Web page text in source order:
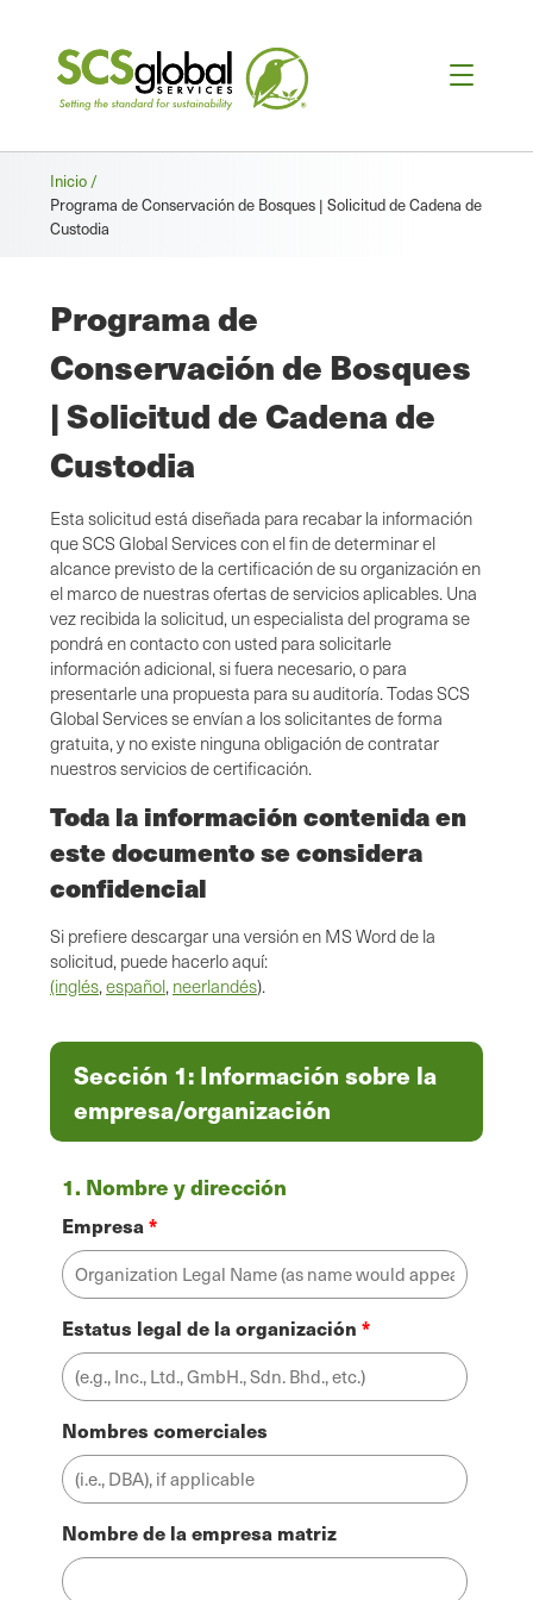
Migas
de
Inicio /
Programa de Conservación de Bosques | Solicitud de Cadena de
Custodia
Programa de
Conservación de Bosques
| Solicitud de Cadena de
Custodia
Esta solicitud está diseñada para recabar la información
que SCS Global Services con el fin de determinar el
alcance previsto de la certificación de su organización en
el marco de nuestras ofertas de servicios aplicables. Una
vez recibida la solicitud, un especialista del programa se
pondrá en contacto con usted para solicitarle
información adicional, si fuera necesario, o para
presentarle una propuesta para su auditoría. Todas SCS
Global Services se envían a los solicitantes de forma
gratuita, y no existe ninguna obligación de contratar
nuestros servicios de certificación.
Toda la información contenida en
este documento se considera
confidencial
Si prefiere descargar una versión en MS Word de la
solicitud, puede hacerlo aquí:
(inglés,español, neerlandés).
Sección 1: Información sobre la
empresa/organización
1. Nombre y dirección
Empresa
Estatus legal de la organización
Nombres comerciales
Nombre de la empresa matriz